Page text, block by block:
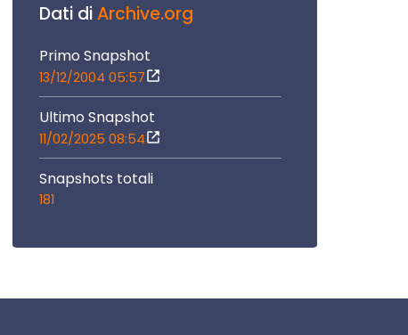
Dati diArchive.org
Primo Snapshot
13/12/2004 05:57
Ultimo Snapshot
11/02/2025 08:54
Snapshots totali
181